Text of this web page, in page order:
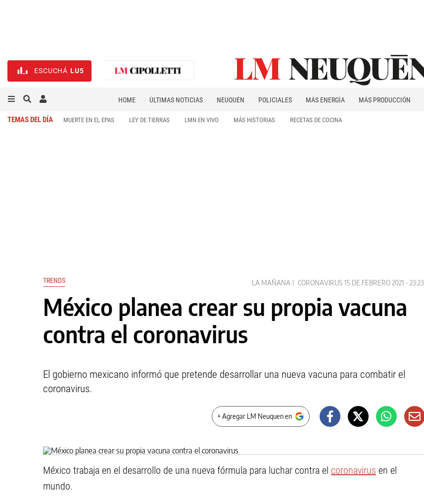
ESCUCHÁ LU5
HOME ÚLTIMAS NOTICIAS NEUQUÉN POLICIALES MÁS ENERGÍA MÁS PRODUCCIÓN
TEMAS DEL DÍA MUERTE EN EL EPAS LEY DE TIERRAS LMN EN VIVO MÁS HISTORIAS RECETAS DE COCINA
TRENDS LA MAÑANA CORONAVIRUS 15 DE FEBRERO 2021 - 23:23
México planea crear su propia vacuna
contra el coronavirus
El gobierno mexicano informó que pretende desarrollar una nueva vacuna para combatir el
coronavirus.
+ Agregar LM Neuquen en
México trabaja en el desarrollo de una nueva fórmula para luchar contra el coronavirus en el
mundo.